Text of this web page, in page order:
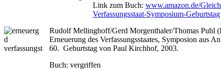
Link zum Buch: www.amazon.de/
Verfassungsstaat-Symposium-Geburtstag
Rudolf Mellinghoff/Gerd Morgenthaler/Thomas Puhl
Erneuerung des Verfassungsstaates, Symposion aus
60. Geburtstag von Paul Kirchhof, 2003.
Buch: vergriffen